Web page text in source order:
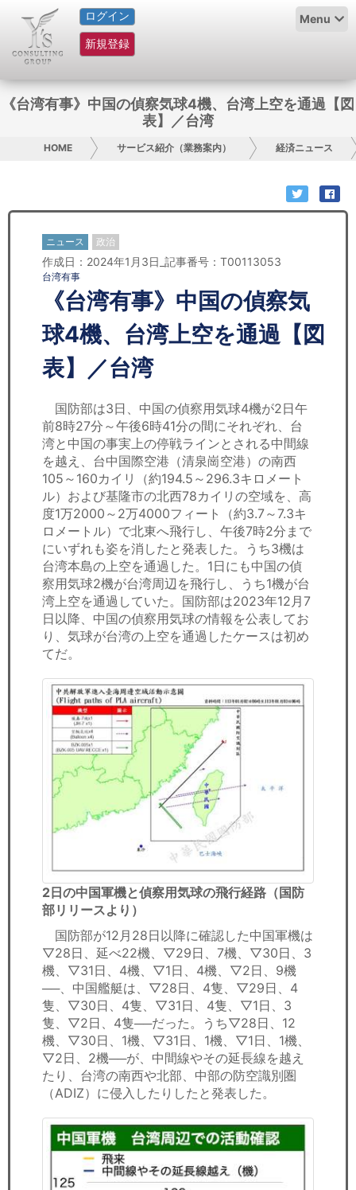
ログイン
新規登録
Menu
HOME
サービス紹介
コラム
お問い合わせ
日本人にPR
コンサルティング
リサーチ
セミナー
労務顧問
ＩＴ
飲食店情報
《台湾有事》中国の偵察気球4機、台湾上空を通過【図
表】／台湾
HOME サービス紹介（業務案内） 経済ニュース
ニュース 政治
作成日：2024年1月3日_記事番号：T00113053
台湾有事
《台湾有事》中国の偵察気
球4機、台湾上空を通過【図
表】／台湾
国防部は3日、中国の偵察用気球4機が2日午
前8時27分～午後6時41分の間にそれぞれ、台
湾と中国の事実上の停戦ラインとされる中間線
を越え、台中国際空港（清泉崗空港）の南西
105～160カイリ（約194.5～296.3キロメート
ル）および基隆市の北西78カイリの空域を、高
度1万2000～2万4000フィート（約3.7～7.3キ
ロメートル）で北東へ飛行し、午後7時2分まで
にいずれも姿を消したと発表した。うち3機は
台湾本島の上空を通過した。1日にも中国の偵
察用気球2機が台湾周辺を飛行し、うち1機が台
湾上空を通過していた。国防部は2023年12月7
日以降、中国の偵察用気球の情報を公表してお
り、気球が台湾の上空を通過したケースは初め
てだ。
2日の中国軍機と偵察用気球の飛行経路（国防
部リリースより）
国防部が12月28日以降に確認した中国軍機は
▽28日、延べ22機、▽29日、7機、▽30日、3
機、▽31日、4機、▽1日、4機、▽2日、9機
──、中国艦艇は、▽28日、4隻、▽29日、4
隻、▽30日、4隻、▽31日、4隻、▽1日、3
隻、▽2日、4隻──だった。うち▽28日、12
機、▽30日、1機、▽31日、1機、▽1日、1機、
▽2日、2機──が、中間線やその延長線を越え
たり、台湾の南西や北部、中部の防空識別圏
（ADIZ）に侵入したりしたと発表した。